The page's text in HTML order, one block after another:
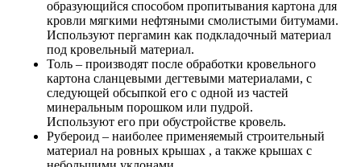
образующийся способом пропитывания картона для
кровли мягкими нефтяными смолистыми битумами.
Используют пергамин как подкладочный материал
под кровельный материал.
Толь – производят после обработки кровельного
картона сланцевыми дегтевыми материалами, с
следующей обсыпкой его с одной из частей
минеральным порошком или пудрой.
Используют его при обустройстве кровель.
Рубероид – наиболее применяемый строительный
материал на ровных крышах , а также крышах с